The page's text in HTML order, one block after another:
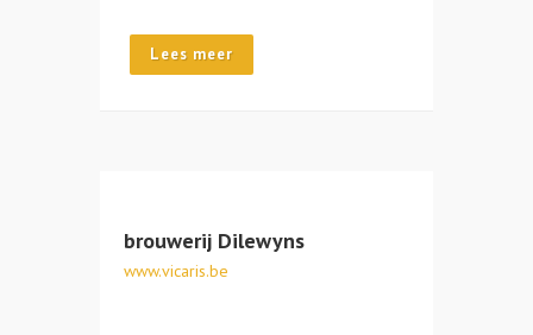
Lees meer
brouwerij Dilewyns
www.vicaris.be